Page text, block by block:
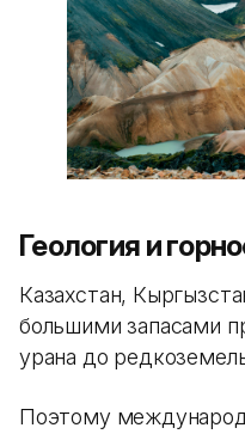
Геология и
Казахстан,
большими запасами
урана до
Поэтому